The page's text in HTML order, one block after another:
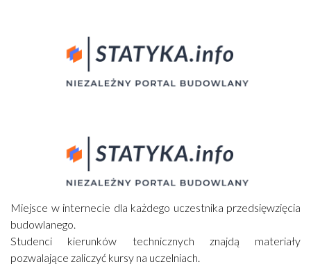
Miejsce w internecie dla każdego uczestnika przedsięwzięcia
budowlanego.
Studenci kierunków technicznych znajdą materiały
pozwalające zaliczyć kursy na uczelniach.